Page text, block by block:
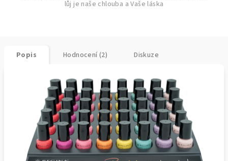
lůj je naše chlouba a Vaše láska
Popis Hodnocení (2) Diskuze